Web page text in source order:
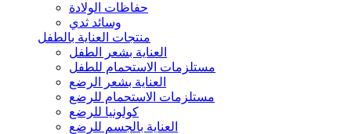
حفاظات الولادة
وسائد ثدي
منتجات العناية بالطفل
العناية بشعر الطفل
مستلزمات الاستحمام للطفل
العناية بشعر الرضع
مستلزمات الاستحمام للرضع
كولونيا للرضع
العناية بالجسم للرضع